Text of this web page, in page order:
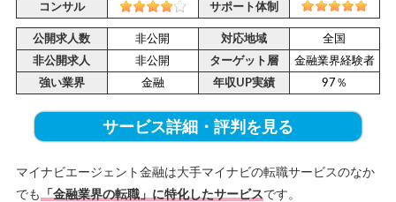
コンサル
サポート体制
公開求人数 非公開 対応地域
全国
非公開求人
非公開 ターゲット層
金融業界経験者
強い業界
金融 年収UP実績 97％
サービス詳細・評判を見る
マイナビエージェント金融は大手マイナビの転職サービスのなか
でも
「金融業界の転職」に特化したサービスです。